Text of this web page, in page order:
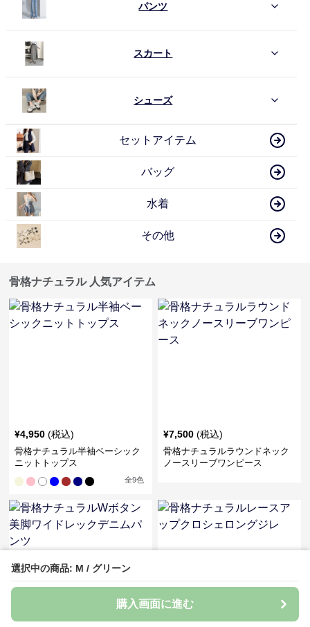
選択中の商品: M / グリーン
購入画面に進む
パンツ
スカート
シューズ
セットアイテム
バッグ
水着
その他
骨格ナチュラル 人気アイテム
¥4,950 (税込)
骨格ナチュラル半袖ベーシック
ニットトップス
全9色
¥7,500 (税込)
骨格ナチュラルラウンドネック
ノースリーブワンピース